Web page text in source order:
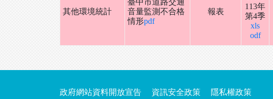
其他環境統計
音量監測不合格
情形pdf
報表
113年
第4季
xls
odf
政府網站資料開放宣告 資訊安全政策 隱私權政策